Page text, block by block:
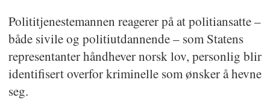
Polititjenestemannen reagerer på at politiansatte –
både sivile og politiutdannende – som Statens
representanter håndhever norsk lov, personlig blir
identifisert overfor kriminelle som ønsker å hevne
seg.